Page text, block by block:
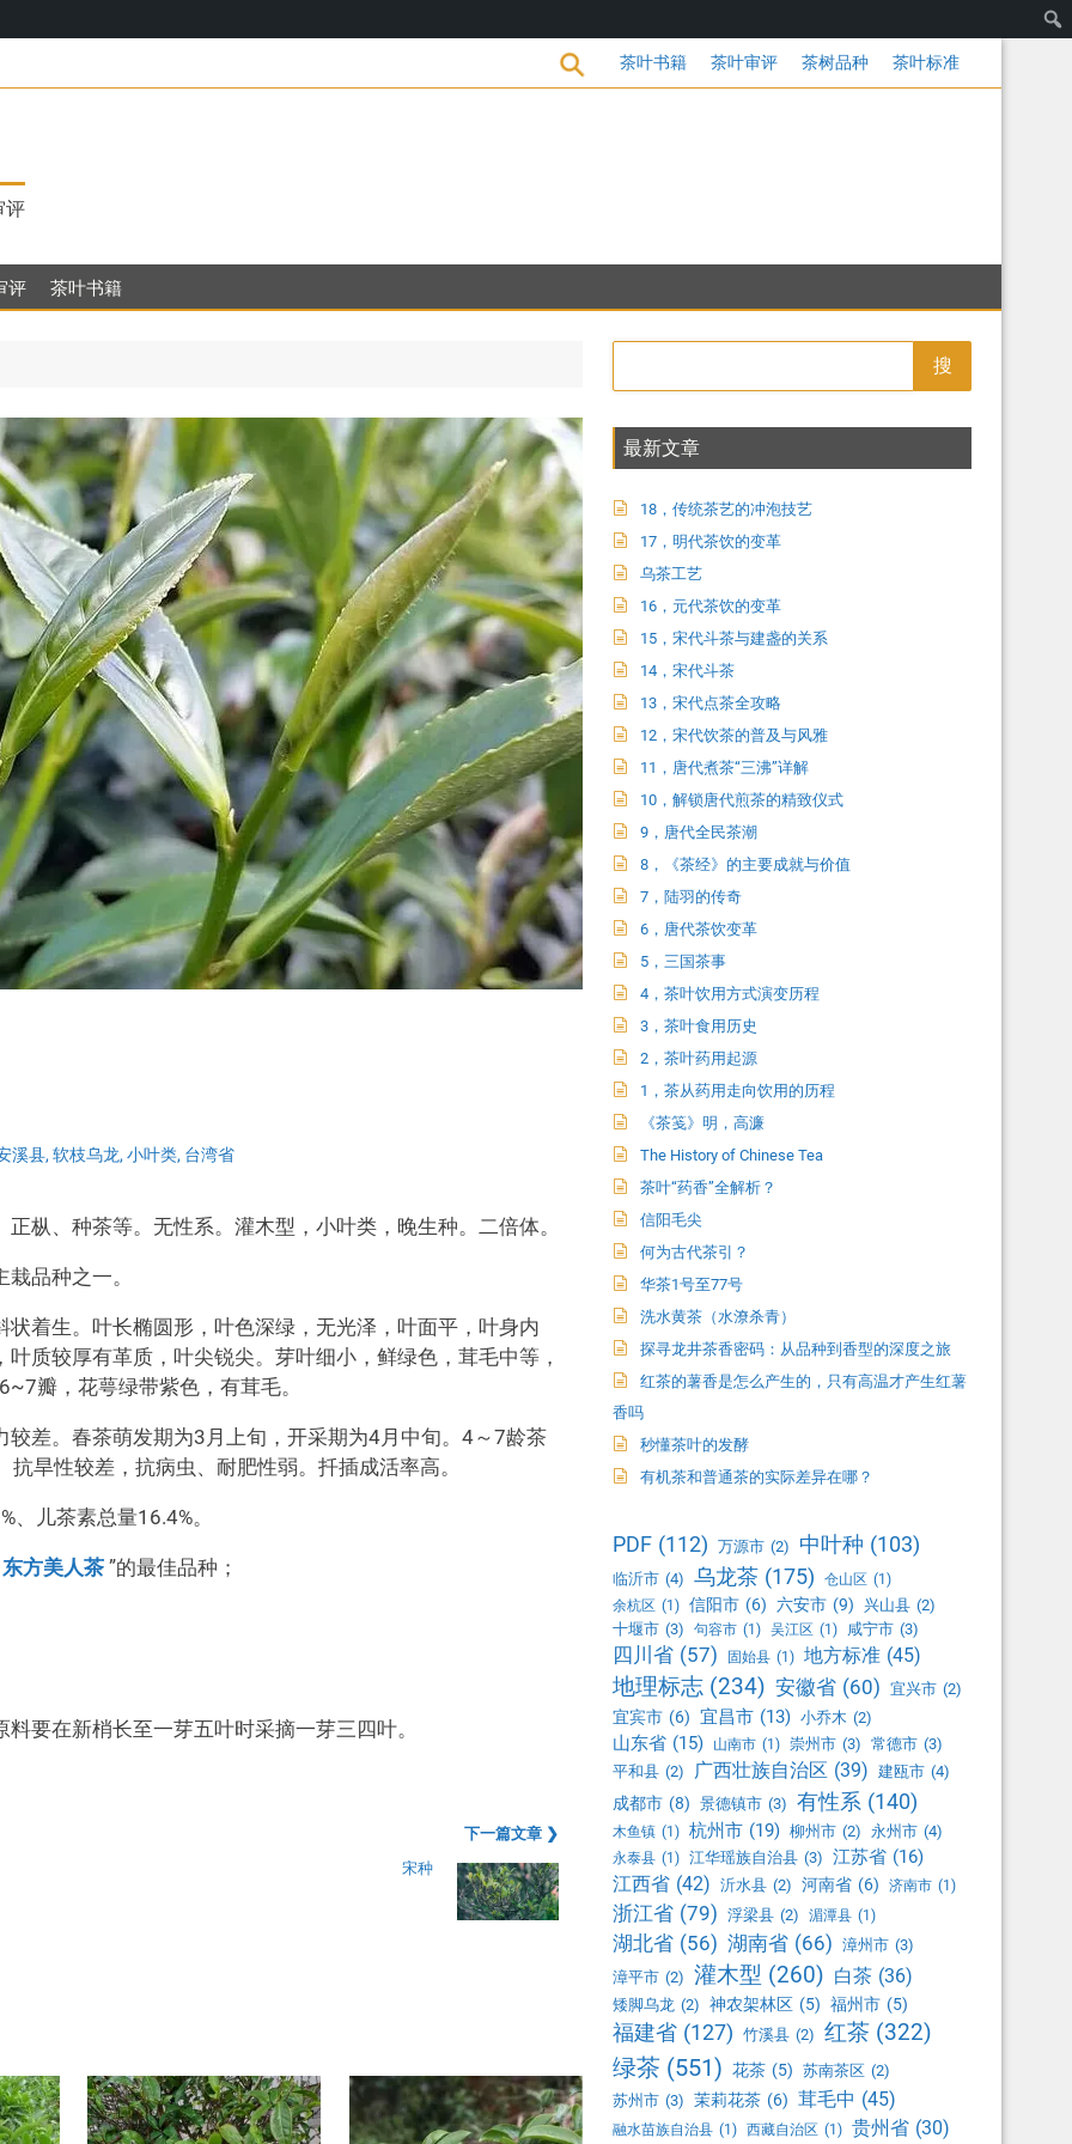
17，明代茶饮的变革 茶叶书籍 茶叶审评 茶树品种 茶叶标准
评
评 茶叶书籍
溪县, 软枝乌龙, 小叶类, 台湾省
正枞、种茶等。无性系。灌木型，小叶类，晚生种。二倍体。
品种之一。
着生。叶长椭圆形，叶色深绿，无光泽，叶面平，叶身内
质较厚有革质，叶尖锐尖。芽叶细小，鲜绿色，茸毛中等，
瓣，花萼绿带紫色，有茸毛。
差。春茶萌发期为3月上旬，开采期为4月中旬。4～7龄茶
旱性较差，抗病虫、耐肥性弱。扦插成活率高。
儿茶素总量16.4%。
东方美人茶”的最佳品种；
要在新梢长至一芽五叶时采摘一芽三四叶。
下一篇文章 ❯
宋种
搜
最新文章
18，传统茶艺的冲泡技艺
17，明代茶饮的变革
乌茶工艺
16，元代茶饮的变革
15，宋代斗茶与建盏的关系
14，宋代斗茶
13，宋代点茶全攻略
12，宋代饮茶的普及与风雅
11，唐代煮茶“三沸”详解
10，解锁唐代煎茶的精致仪式
9，唐代全民茶潮
8，《茶经》的主要成就与价值
7，陆羽的传奇
6，唐代茶饮变革
5，三国茶事
4，茶叶饮用方式演变历程
3，茶叶食用历史
2，茶叶药用起源
1，茶从药用走向饮用的历程
《茶笺》明，高濂
The History of Chinese Tea
茶叶“药香”全解析？
信阳毛尖
何为古代茶引？
华茶1号至77号
洗水黄茶（水潦杀青）
探寻龙井茶香密码：从品种到香型的深度之旅
红茶的薯香是怎么产生的，只有高温才产生红薯
香吗
秒懂茶叶的发酵
有机茶和普通茶的实际差异在哪？
PDF (112) 万源市 (2) 中叶种 (103)
临沂市 (4) 乌龙茶 (175) 仓山区 (1)
余杭区 (1) 信阳市 (6) 六安市 (9) 兴山县 (2)
十堰市 (3) 句容市 (1) 吴江区 (1) 咸宁市 (3)
四川省 (57) 固始县 (1) 地方标准 (45)
地理标志 (234) 安徽省 (60) 宜兴市 (2)
宜宾市 (6) 宜昌市 (13) 小乔木 (2)
山东省 (15) 山南市 (1) 崇州市 (3) 常德市 (3)
平和县 (2) 广西壮族自治区 (39) 建瓯市 (4)
成都市 (8) 景德镇市 (3) 有性系 (140)
木鱼镇 (1) 杭州市 (19) 柳州市 (2) 永州市 (4)
永泰县 (1) 江华瑶族自治县 (3) 江苏省 (16)
江西省 (42) 沂水县 (2) 河南省 (6) 济南市 (1)
浙江省 (79) 浮梁县 (2) 湄潭县 (1)
湖北省 (56) 湖南省 (66) 漳州市 (3)
漳平市 (2) 灌木型 (260) 白茶 (36)
矮脚乌龙 (2) 神农架林区 (5) 福州市 (5)
福建省 (127) 竹溪县 (2) 红茶 (322)
绿茶 (551) 花茶 (5) 苏南茶区 (2)
苏州市 (3) 茉莉花茶 (6) 茸毛中 (45)
融水苗族自治县 (1) 西藏自治区 (1) 贵州省 (30)